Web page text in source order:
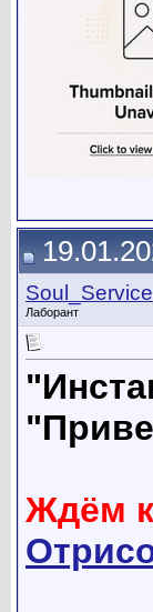
Soul_Service
Лаборант
Ждём